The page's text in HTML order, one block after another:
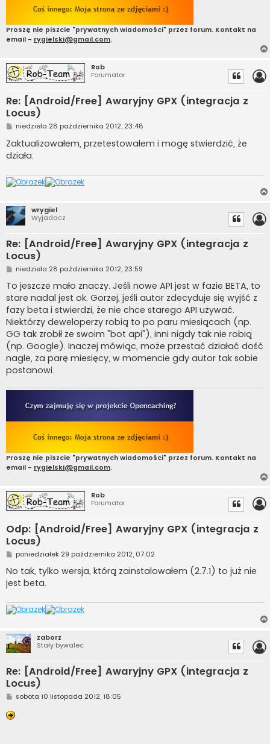
Proszę nie piszcie "prywatnych wiadomości" przez forum. Kontakt na
email - rygielski@gmail.com.
Rob
Forumator
Re: [Android/Free] Awaryjny GPX (integracja z
Locus)
P
s
t
niedziela 28 października 2012, 23:48
Zaktualizowałem, przetestowałem i mogę stwierdzić, że
działa.
wrygiel
Wyjadacz
Re: [Android/Free] Awaryjny GPX (integracja z
Locus)
P
s
t
niedziela 28 października 2012, 23:59
To jeszcze mało znaczy. Jeśli nowe API jest w fazie BETA, to
stare nadal jest ok. Gorzej, jeśli autor zdecyduje się wyjść z
fazy beta i stwierdzi, że nie chce starego API używać.
Niektórzy deweloperzy robią to po paru miesiącach (np.
GG tak zrobił ze swoim "bot api"), inni nigdy tak nie robią
(np. Google). Inaczej mówiąc, może przestać działać dość
nagle, za parę miesięcy, w momencie gdy autor tak sobie
postanowi.
Proszę nie piszcie "prywatnych wiadomości" przez forum. Kontakt na
email - rygielski@gmail.com.
Rob
Forumator
Odp: [Android/Free] Awaryjny GPX (integracja z
Locus)
P
o
s
t
poniedziałek 29 października 2012, 07:02
No tak, tylko wersja, którą zainstalowałem (2.7.1) to już nie
jest beta.
zaborz
Stały bywalec
Re: [Android/Free] Awaryjny GPX (integracja z
Locus)
P
s
t
sobota 10 listopada 2012, 18:05